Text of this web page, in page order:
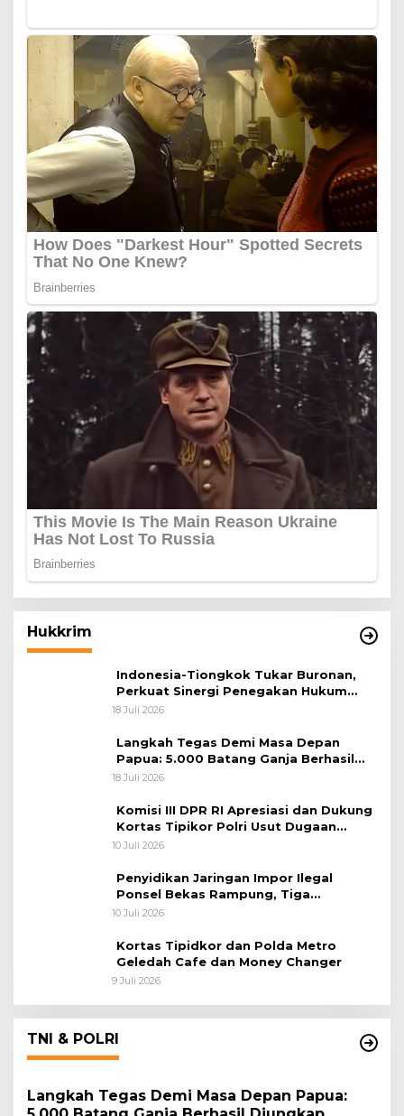
Hukkrim
Indonesia-Tiongkok Tukar Buronan,
Perkuat Sinergi Penegakan Hukum
Lintas Negara
18 Juli 2026
Langkah Tegas Demi Masa Depan
Papua: 5.000 Batang Ganja Berhasil
Diungkap Koops TNI Habema
18 Juli 2026
Komisi III DPR RI Apresiasi dan Dukung
Kortas Tipikor Polri Usut Dugaan
Korupsi Batu Bara
10 Juli 2026
Penyidikan Jaringan Impor Ilegal
Ponsel Bekas Rampung, Tiga
Tersangka Sudah P-21 dan Satu Buron
10 Juli 2026
Kortas Tipidkor dan Polda Metro
Geledah Cafe dan Money Changer
9 Juli 2026
TNI & POLRI
Langkah Tegas Demi Masa Depan Papua: